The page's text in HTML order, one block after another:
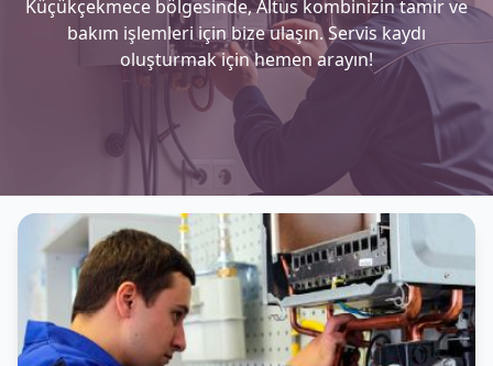
Küçükçekmece bölgesinde, Altus kombinizin tamir ve
bakım işlemleri için bize ulaşın. Servis kaydı
oluşturmak için hemen arayın!